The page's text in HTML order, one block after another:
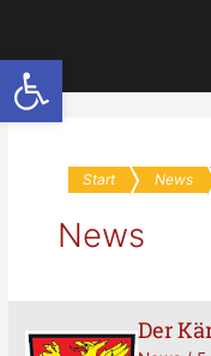
Werkzeugleiste öffnen
springen
Start News
News
Der Der